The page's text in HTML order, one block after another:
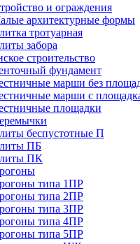
и ограждения
архитектурные формы
тротуарная
забора
строительство
фундамент
марши без
марши с
площадки
беспустотные П
ПБ
ПК
типа 1ПР
типа 2ПР
типа 3ПР
типа 4ПР
типа 5ПР